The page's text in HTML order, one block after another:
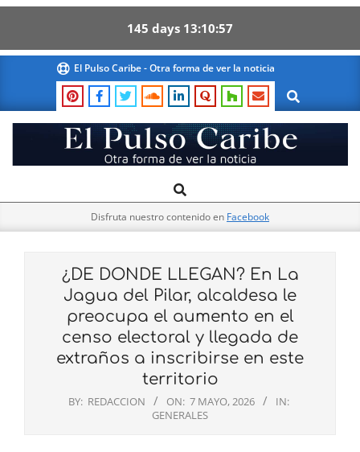
145 days 13 10 57
content
El Pulso Caribe - Otra forma de ver la noticia
Search
El
Pulso
Navigation
Search
Disfruta nuestro contenido en Facebook
¿DE DONDE LLEGAN? En La
Jagua del Pilar, alcaldesa le
preocupa el aumento en el
censo electoral y llegada de
extraños a inscribirse en este
territorio
BY: REDACCION ON: 7 MAYO, 2026
IN:
GENERALES